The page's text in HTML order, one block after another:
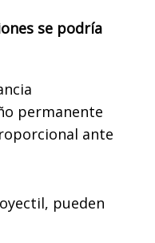
se podría
permanente
ante
pueden